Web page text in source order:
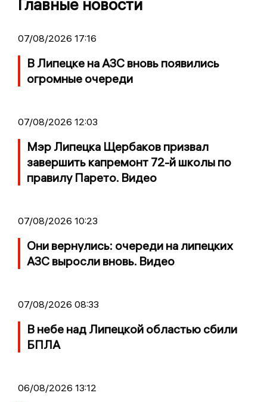
Главные новости
07/08/2026 17:16
В Липецке на АЗС вновь появились
огромные очереди
07/08/2026 12:03
Мэр Липецка Щербаков призвал
завершить капремонт 72-й школы по
правилу Парето. Видео
07/08/2026 10:23
Они вернулись: очереди на липецких
АЗС выросли вновь. Видео
07/08/2026 08:33
В небе над Липецкой областью сбили
БПЛА
06/08/2026 13:12